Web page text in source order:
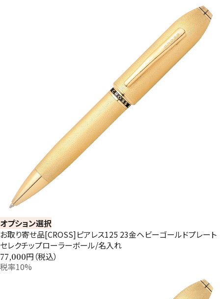
オプション選択
お取り寄せ品[CROSS]ピアレス125 23金ヘビーゴールドプレート
セレクチップローラーボール/名入れ
77,000円（税込）
税率10%